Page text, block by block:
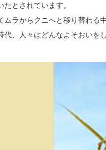
たとされています。
ムラからクニへと移り替わる
代、人々はどんなよそおいを